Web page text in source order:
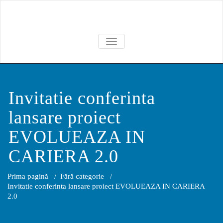
TOGGLE NAVIGATION
Invitatie conferinta
lansare proiect
EVOLUEAZA IN
CARIERA 2.0
Prima pagină / Fără categorie /
Invitatie conferinta lansare proiect EVOLUEAZA IN CARIERA
2.0